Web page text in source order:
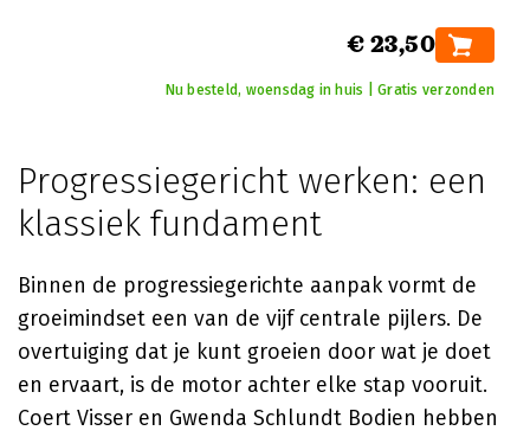
€ 23,50
Nu besteld, woensdag in huis | Gratis verzonden
Progressiegericht werken: een
klassiek fundament
Binnen de progressiegerichte aanpak vormt de
groeimindset een van de vijf centrale pijlers. De
overtuiging dat je kunt groeien door wat je doet
en ervaart, is de motor achter elke stap vooruit.
Coert Visser en Gwenda Schlundt Bodien hebben